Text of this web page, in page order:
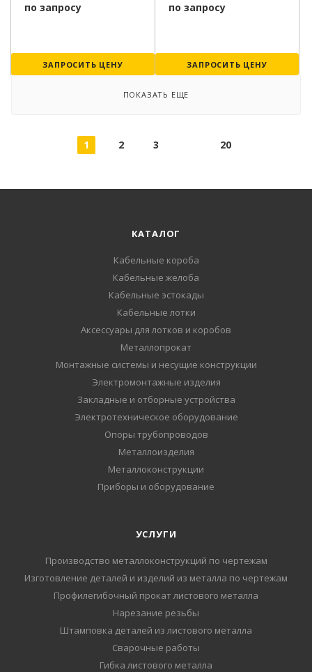
по запросу
ЗАПРОСИТЬ ЦЕНУ
по запросу
ЗАПРОСИТЬ ЦЕНУ
ПОКАЗАТЬ ЕЩЕ
1 2 3 20
КАТАЛОГ
Кабельные короба
Кабельные желоба
Кабельные эстокады
Кабельные лотки
Аксессуары для лотков и коробов
Металлопрокат
Монтажные системы и несущие конструкции
Электромонтажные изделия
Закладные и отборные устройства
Электротехническое оборудование
Опоры трубопроводов
Металлоизделия
Металлоконструкции
Приборы и оборудование
УСЛУГИ
Производство металлоконструкций по чертежам
Изготовление деталей и изделий из металла по чертежам
Профилегибочный прокат листового металла
Нарезание резьбы
Штамповка деталей из листового металла
Сварочные работы
Гибка листового металла